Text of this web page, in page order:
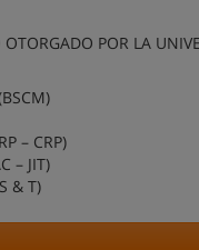
POR LA
– CRP)
– JIT)
& T)